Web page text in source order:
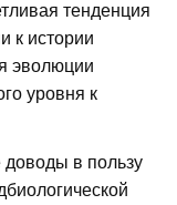
тенденция
к истории
эволюции
уровня к
доводы в пользу